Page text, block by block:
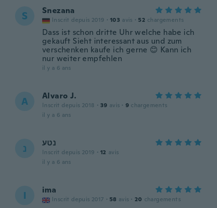
S Snezana
Inscrit depuis 2019 · 103 avis · 52 chargements
Dass ist schon dritte Uhr welche habe ich
gekauft Sieht interessant aus und zum
verschenken kaufe ich gerne 😊 Kann ich
nur weiter empfehlen
il y a 6 ans
A Alvaro J.
Inscrit depuis 2018 · 39 avis · 9 chargements
il y a 6 ans
נ נטע
Inscrit depuis 2019 · 12 avis
il y a 6 ans
I ima
Inscrit depuis 2017 · 58 avis · 20 chargements